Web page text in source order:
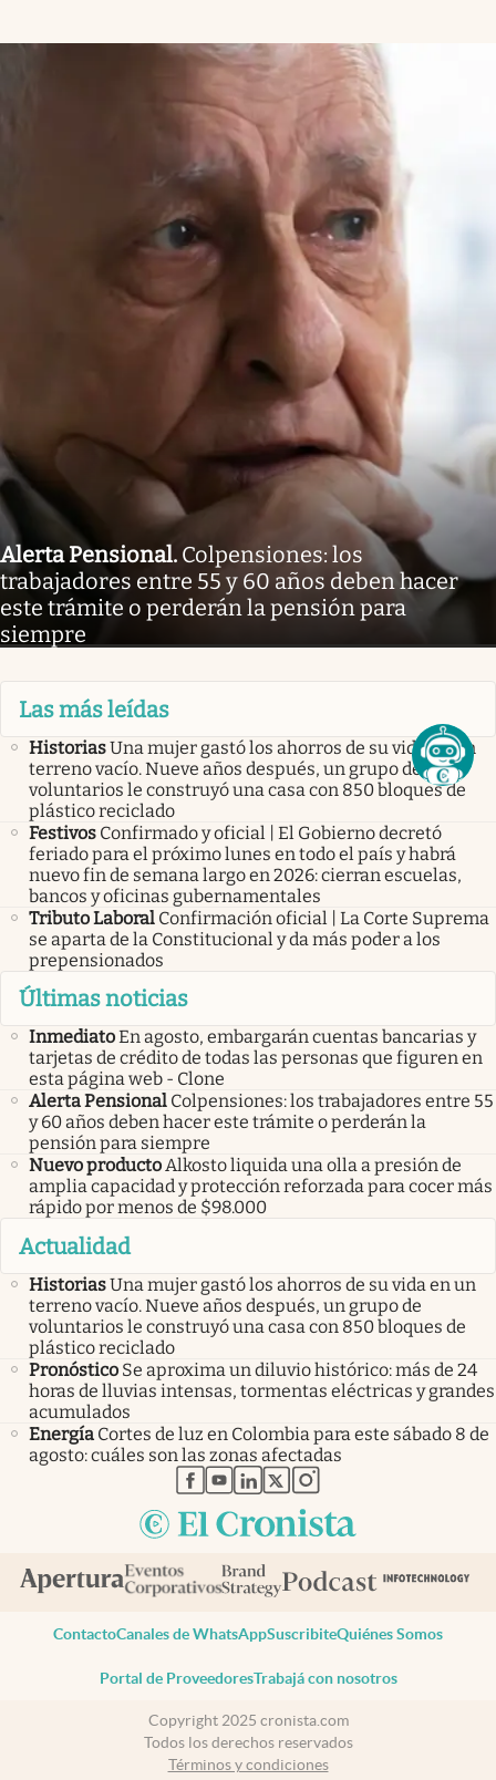
Alerta Pensional. Colpensiones: los
trabajadores entre 55 y 60 años deben hacer
este trámite o perderán la pensión para
siempre
Las más leídas
HistoriasUna mujer gastó los ahorros de su vida en un
terreno vacío. Nueve años después, un grupo de
voluntarios le construyó una casa con 850 bloques de
plástico reciclado
Festivos Confirmado y oficial | El Gobierno decretó
feriado para el próximo lunes en todo el país y habrá
nuevo fin de semana largo en 2026: cierran escuelas,
bancos y oficinas gubernamentales
Tributo Laboral Confirmación oficial | La Corte Suprema
se aparta de la Constitucional y da más poder a los
prepensionados
Últimas noticias
InmediatoEn agosto, embargarán cuentas bancarias y
tarjetas de crédito de todas las personas que figuren en
esta página web - Clone
Alerta Pensional Colpensiones: los trabajadores entre 55
y 60 años deben hacer este trámite o perderán la
pensión para siempre
Nuevo productoAlkosto liquida una olla a presión de
amplia capacidad y protección reforzada para cocer más
rápido por menos de $98.000
Actualidad
HistoriasUna mujer gastó los ahorros de su vida en un
terreno vacío. Nueve años después, un grupo de
voluntarios le construyó una casa con 850 bloques de
plástico reciclado
Pronóstico Se aproxima un diluvio histórico: más de 24
horas de lluvias intensas, tormentas eléctricas y grandes
acumulados
Energía Cortes de luz en Colombia para este sábado 8 de
agosto: cuáles son las zonas afectadas
abre en nueva pestaña
abre en nueva pestaña
abre en nueva pestaña
abre en nueva pestaña
abre en nueva pestaña
ContactoCanales de WhatsAppSuscribiteQuiénes Somos
Portal de ProveedoresTrabajá con nosotros
Copyright 2025 cronista.com
Todos los derechos reservados
Términos y condiciones